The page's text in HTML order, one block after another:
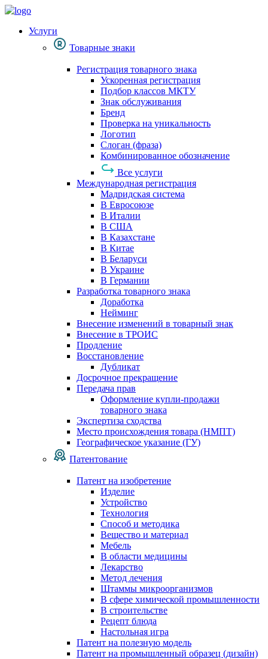
Услуги
Товарные знаки
Регистрация товарного знака
Ускоренная регистрация
Подбор классов МКТУ
Знак обслуживания
Бренд
Проверка на уникальность
Логотип
Слоган (фраза)
Комбинированное обозначение
Все услуги
Международная регистрация
Мадридская система
В Евросоюзе
В Италии
В США
В Казахстане
В Китае
В Беларуси
В Украине
В Германии
Разработка товарного знака
Доработка
Нейминг
Внесение изменений в товарный знак
Внесение в ТРОИС
Продление
Восстановление
Дубликат
Досрочное прекращение
Передача прав
Оформление купли-продажи
товарного знака
Экспертиза сходства
Место происхождения товара (НМПТ)
Географическое указание (ГУ)
Патентование
Патент на изобретение
Изделие
Устройство
Технология
Способ и методика
Вещество и материал
Мебель
В области медицины
Лекарство
Метод лечения
Штаммы микроорганизмов
В сфере химической промышленности
В строительстве
Рецепт блюда
Настольная игра
Патент на полезную модель
Патент на промышленный образец (дизайн)